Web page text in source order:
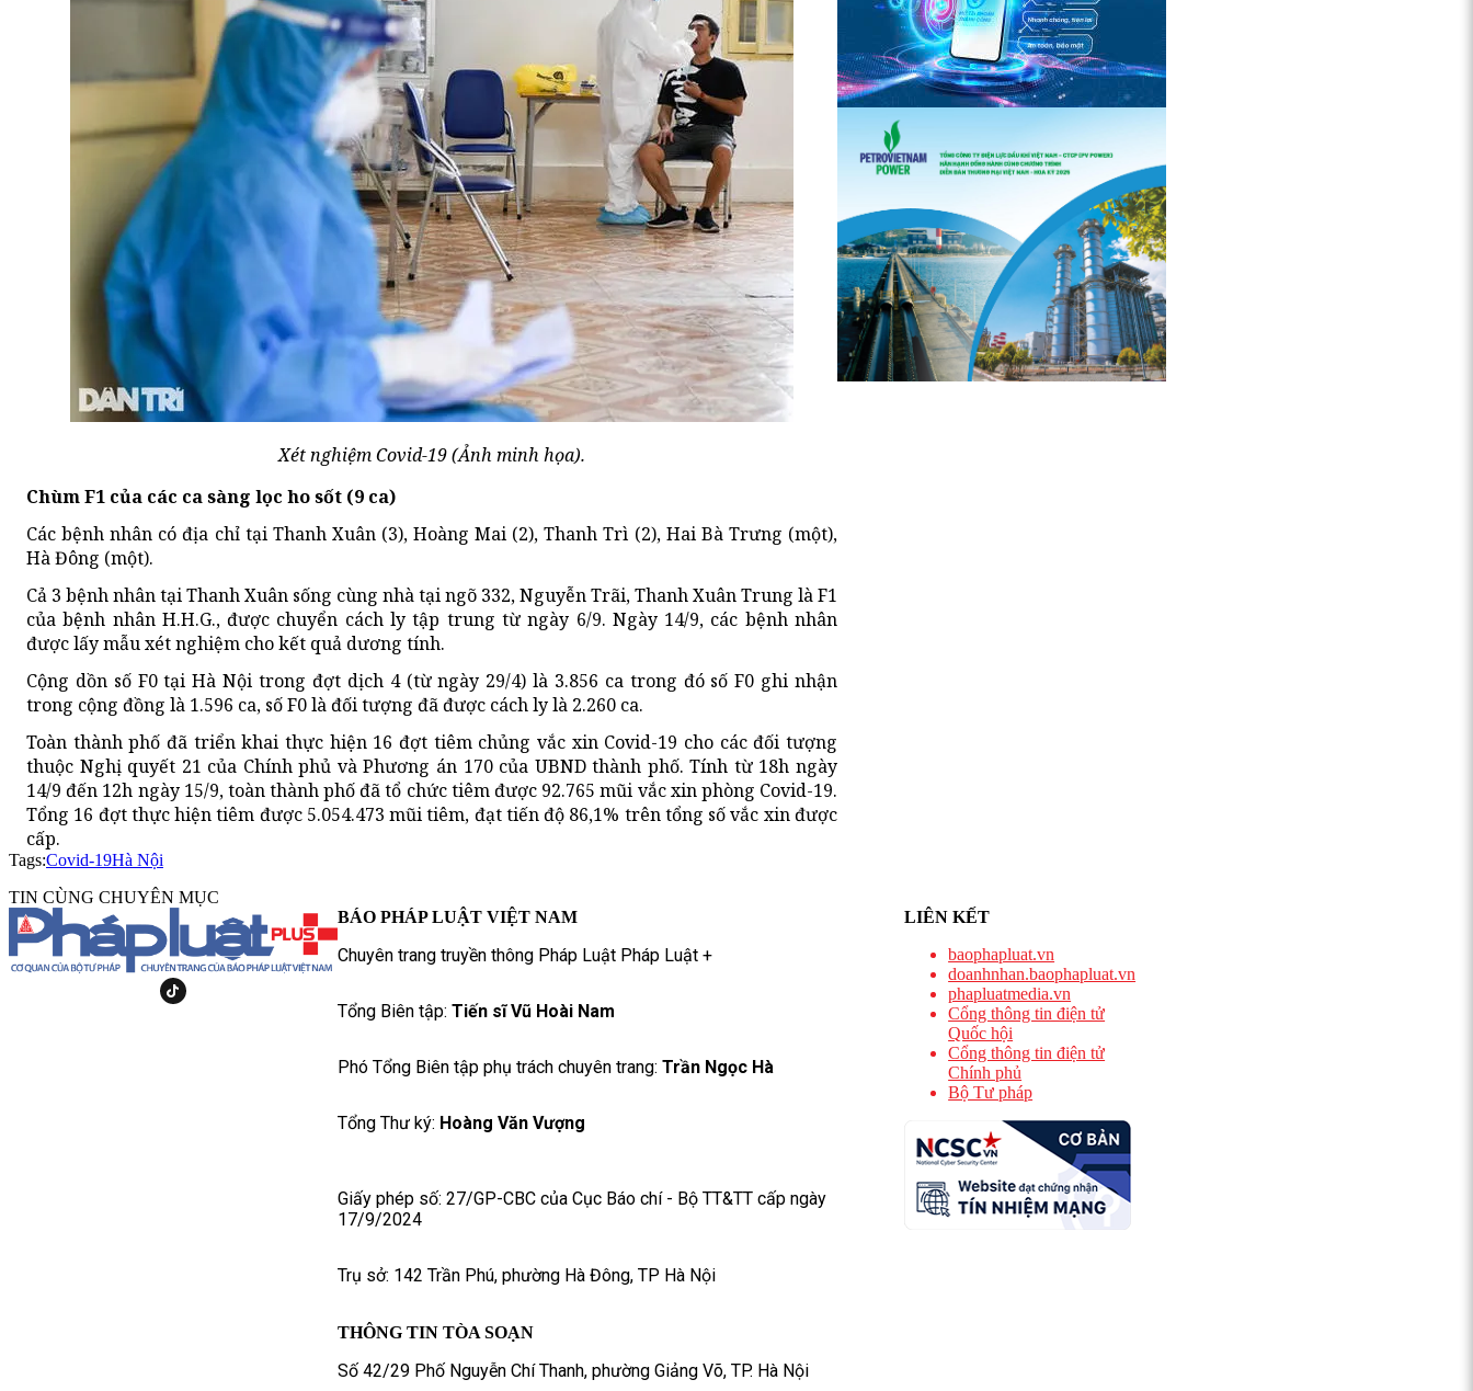
Xét nghiệm Covid-19 (Ảnh minh họa).
Chùm F1 của các ca sàng lọc ho sốt (9 ca)
Các bệnh nhân có địa chỉ tại Thanh Xuân (3), Hoàng Mai (2), Thanh Trì (2), Hai Bà Trưng (một),
Hà Đông (một).
Cả 3 bệnh nhân tại Thanh Xuân sống cùng nhà tại ngõ 332, Nguyễn Trãi, Thanh Xuân Trung là F1
của bệnh nhân H.H.G., được chuyển cách ly tập trung từ ngày 6/9. Ngày 14/9, các bệnh nhân
được lấy mẫu xét nghiệm cho kết quả dương tính.
Cộng dồn số F0 tại Hà Nội trong đợt dịch 4 (từ ngày 29/4) là 3.856 ca trong đó số F0 ghi nhận
trong cộng đồng là 1.596 ca, số F0 là đối tượng đã được cách ly là 2.260 ca.
Toàn thành phố đã triển khai thực hiện 16 đợt tiêm chủng vắc xin Covid-19 cho các đối tượng
thuộc Nghị quyết 21 của Chính phủ và Phương án 170 của UBND thành phố. Tính từ 18h ngày
14/9 đến 12h ngày 15/9, toàn thành phố đã tổ chức tiêm được 92.765 mũi vắc xin phòng Covid-19.
Tổng 16 đợt thực hiện tiêm được 5.054.473 mũi tiêm, đạt tiến độ 86,1% trên tổng số vắc xin được
cấp.
Tags:Covid-19Hà Nội
TIN CÙNG CHUYÊN MỤC
BÁO PHÁP LUẬT VIỆT NAM
Chuyên trang truyền thông Pháp Luật Pháp Luật +
Tổng Biên tập: Tiến sĩ Vũ Hoài Nam
Phó Tổng Biên tập phụ trách chuyên trang: Trần Ngọc Hà
Tổng Thư ký: Hoàng Văn Vượng
Giấy phép số: 27/GP-CBC của Cục Báo chí - Bộ TT&TT cấp ngày
17/9/2024
Trụ sở: 142 Trần Phú, phường Hà Đông, TP Hà Nội
THÔNG TIN TÒA SOẠN
Số 42/29 Phố Nguyễn Chí Thanh, phường Giảng Võ, TP. Hà Nội
LIÊN KẾT
baophapluat.vn
doanhnhan.baophapluat.vn
phapluatmedia.vn
Cổng thông tin điện tử
Quốc hội
Cổng thông tin điện tử
Chính phủ
Bộ Tư pháp